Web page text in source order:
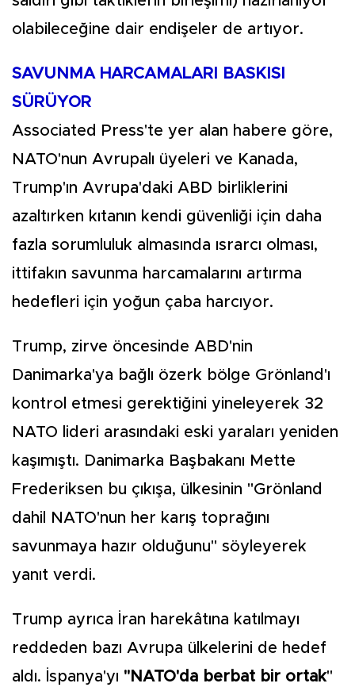
olabileceğine dair endişeler de artıyor.
SAVUNMA HARCAMALARI BASKISI
SÜRÜYOR
Associated Press'te yer alan habere göre,
NATO'nun Avrupalı üyeleri ve Kanada,
Trump'ın Avrupa'daki ABD birliklerini
azaltırken kıtanın kendi güvenliği için daha
fazla sorumluluk almasında ısrarcı olması,
ittifakın savunma harcamalarını artırma
hedefleri için yoğun çaba harcıyor.
Trump, zirve öncesinde ABD'nin
Danimarka'ya bağlı özerk bölge Grönland'ı
kontrol etmesi gerektiğini yineleyerek 32
NATO lideri arasındaki eski yaraları yeniden
kaşımıştı. Danimarka Başbakanı Mette
Frederiksen bu çıkışa, ülkesinin "Grönland
dahil NATO'nun her karış toprağını
savunmaya hazır olduğunu" söyleyerek
yanıt verdi.
Trump ayrıca İran harekâtına katılmayı
reddeden bazı Avrupa ülkelerini de hedef
aldı. İspanya'yı "NATO'da berbat bir ortak"